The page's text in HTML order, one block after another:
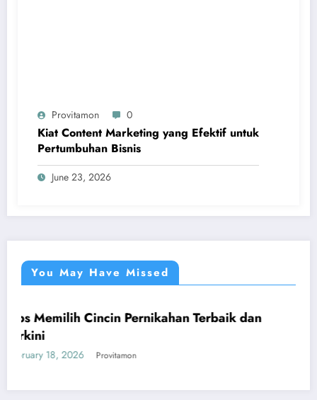
Provitamon 0
Kiat Content Marketing yang Efektif untuk
Pertumbuhan Bisnis
June 23, 2026
You May Have Missed
Cincin Pernikahan Terbaik dan
2026 Provitamon